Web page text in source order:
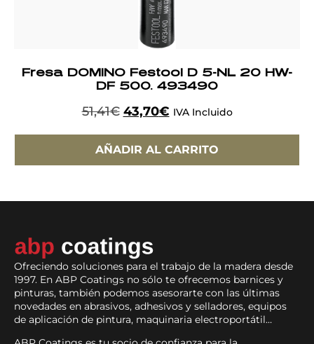
Fresa DOMINO Festool D 5-NL 20 HW-
DF 500. 493490
51,41€ 43,70€ IVA Incluido
AÑADIR AL CARRITO
Ofreciendo soluciones para el trabajo de la madera desde
1997. En ABP Coatings no sólo te ofrecemos barnices y
pinturas, también podemos asesorarte con las últimas
novedades en abrasivos, adhesivos y selladores, equipos
de aplicación de pintura, maquinaria electroportátil…